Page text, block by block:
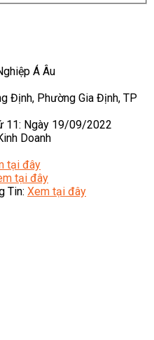
Á Âu
Định, Phường Gia Định, TP
11: Ngày 19/09/2022
Doanh
tại đây
tại đây
Tin: Xem tại đây